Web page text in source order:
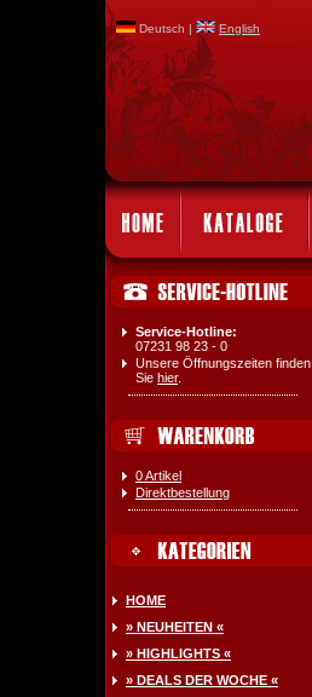
Deutsch | English
Service-Hotline:
07231 98 23 - 0
Unsere Öffnungszeiten finden
Sie hier.
0 Artikel
Direktbestellung
HOME
» NEUHEITEN «
» HIGHLIGHTS «
» DEALS DER WOCHE «